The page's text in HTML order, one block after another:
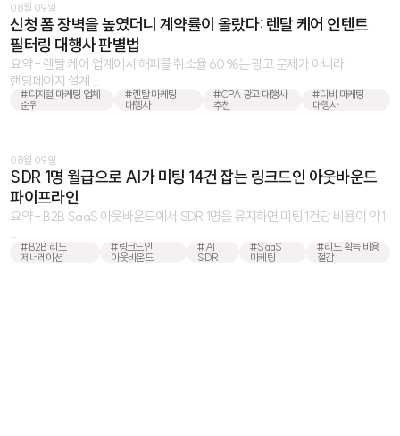
08월 09일
신청 폼 장벽을 높였더니 계약률이 올랐다: 렌탈 케어 인텐트
필터링 대행사 판별법
요약 - 렌탈 케어 업계에서 해피콜 취소율 60%는 광고 문제가 아니라
랜딩페이지 설계 ...
#디지털 마케팅 업체
순위
#렌탈 마케팅
대행사
#CPA 광고 대행사
추천
#디비 마케팅
대행사
08월 09일
SDR 1명 월급으로 AI가 미팅 14건 잡는 링크드인 아웃바운드
파이프라인
요약 - B2B SaaS 아웃바운드에서 SDR 1명을 유지하면 미팅 1건당 비용이 약 1
...
#B2B 리드
제너레이션
#링크드인
아웃바운드
#AI
SDR
#SaaS
마케팅
#리드 획득 비용
절감